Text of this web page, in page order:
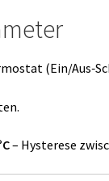
(Ein/
– Hysterese